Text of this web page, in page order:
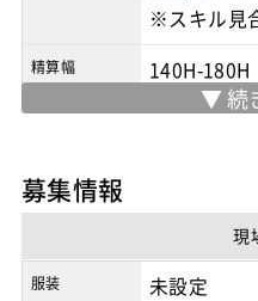
※スキル見
精算幅 140H-180H
勤務地 五反田駅 or
契約形態
募集情報
現
服装 未設定